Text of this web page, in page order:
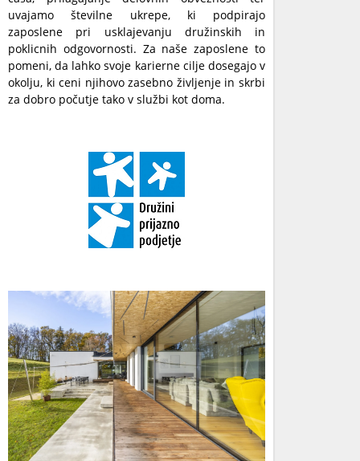
uvajamo številne ukrepe, ki podpirajo
zaposlene pri usklajevanju družinskih in
poklicnih odgovornosti. Za naše zaposlene to
pomeni, da lahko svoje karierne cilje dosegajo v
okolju, ki ceni njihovo zasebno življenje in skrbi
za dobro počutje tako v službi kot doma.